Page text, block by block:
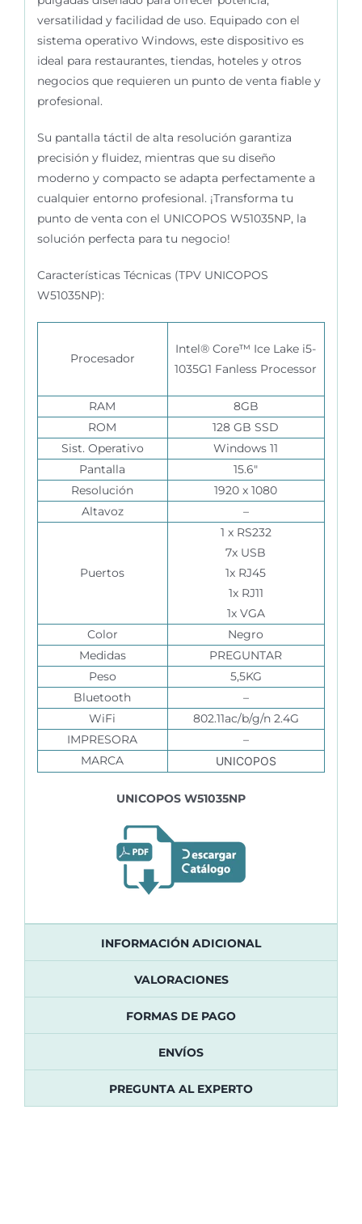
versatilidad y facilidad de uso. Equipado con el
sistema operativo Windows, este dispositivo es
ideal para restaurantes, tiendas, hoteles y otros
negocios que requieren un punto de venta fiable y
profesional.
Su pantalla táctil de alta resolución garantiza
precisión y fluidez, mientras que su diseño
moderno y compacto se adapta perfectamente a
cualquier entorno profesional. ¡Transforma tu
punto de venta con el UNICOPOS W51035NP, la
solución perfecta para tu negocio!
Características Técnicas (TPV UNICOPOS
W51035NP):
Procesador
Intel® Core™ Ice Lake i5-
1035G1 Fanless Processor
RAM
8GB
ROM
128 GB SSD
Sist. Operativo
Windows 11
Pantalla
15.6″
Resolución
1920 x 1080
Altavoz
–
Puertos
1 x RS232
7x USB
1x RJ45
1x RJ11
1x VGA
Color
Negro
Medidas
PREGUNTAR
Peso
5,5KG
Bluetooth
–
WiFi
802.11ac/b/g/n 2.4G
IMPRESORA
–
MARCA
UNICOPOS
UNICOPOS W51035NP
INFORMACIÓN ADICIONAL
VALORACIONES
FORMAS DE PAGO
ENVÍOS
PREGUNTA AL EXPERTO